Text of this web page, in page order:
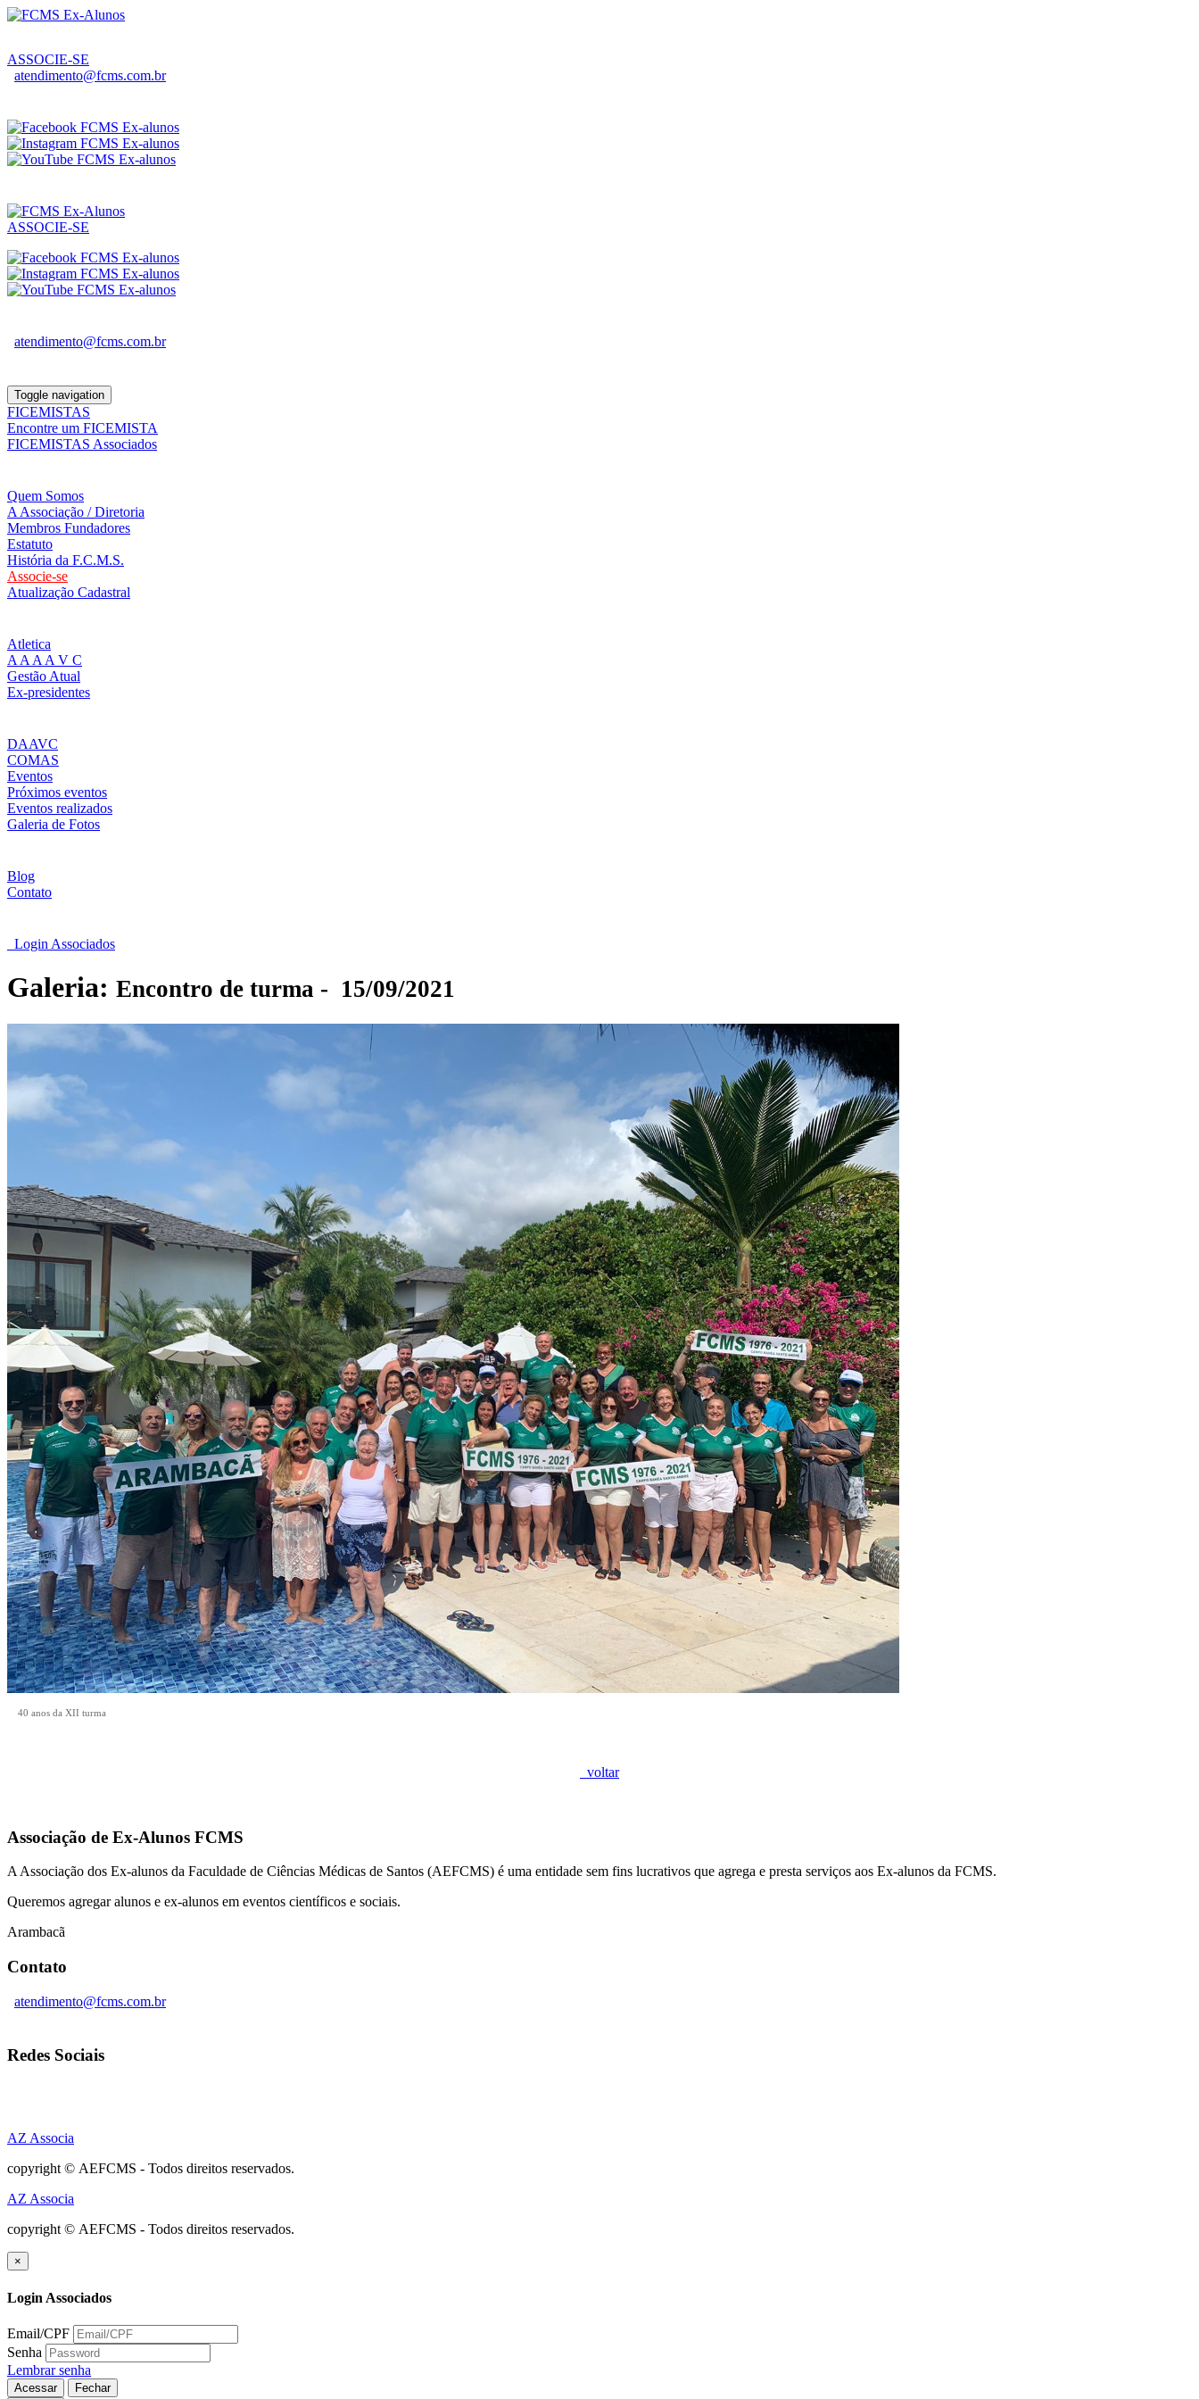
ASSOCIE-SE
atendimento@fcms.com.br
ASSOCIE-SE
atendimento@fcms.com.br
Toggle navigation
FICEMISTAS
Encontre um FICEMISTA
FICEMISTAS Associados
Quem Somos
A Associação / Diretoria
Membros Fundadores
Estatuto
História da F.C.M.S.
Associe-se
Atualização Cadastral
Atletica
A A A A V C
Gestão Atual
Ex-presidentes
DAAVC
COMAS
Eventos
Próximos eventos
Eventos realizados
Galeria de Fotos
Blog
Contato
Login Associados
Galeria: Encontro de turma - 15/09/2021
40 anos da XII turma
voltar
Associação de Ex-Alunos FCMS
A Associação dos Ex-alunos da Faculdade de Ciências Médicas de Santos (AEFCMS) é uma entidade sem fins lucrativos que agrega e presta serviços aos Ex-alunos da FCMS.
Queremos agregar alunos e ex-alunos em eventos científicos e sociais.
Arambacã
Contato
atendimento@fcms.com.br
Redes Sociais
AZ Associa
copyright © AEFCMS - Todos direitos reservados.
AZ Associa
copyright © AEFCMS - Todos direitos reservados.
×
Login Associados
Email/CPF
Senha
Lembrar senha
Acessar Fechar